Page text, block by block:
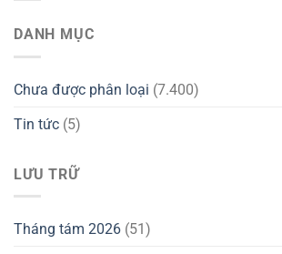
DANH MỤC
Chưa được phân loại (7.400)
Tin tức (5)
LƯU TRỮ
Tháng tám 2026 (51)